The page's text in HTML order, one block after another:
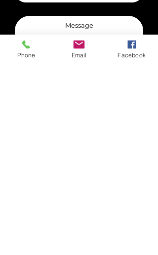
Phone Email Facebook